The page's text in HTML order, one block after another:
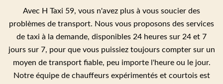
Avec H Taxi 59, vous n'avez plus à vous soucier des
problèmes de transport. Nous vous proposons des services
de taxi à la demande, disponibles 24 heures sur 24 et 7
jours sur 7, pour que vous puissiez toujours compter sur un
moyen de transport fiable, peu importe l'heure ou le jour.
Notre équipe de chauffeurs expérimentés et courtois est